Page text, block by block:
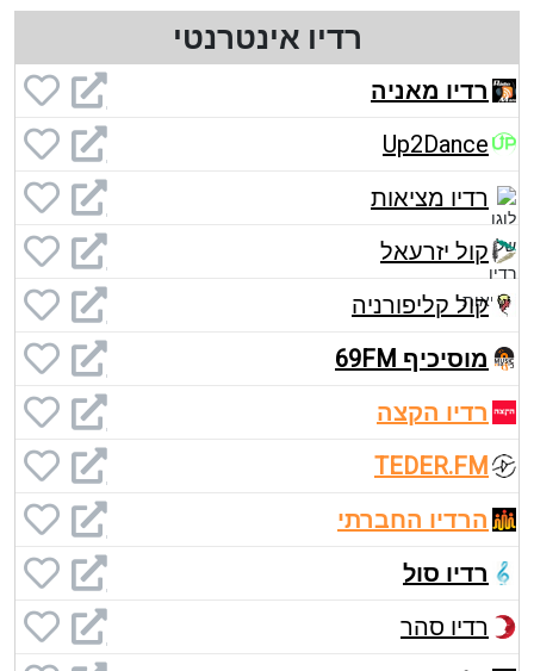
רדיו אינטרנטי
רדיו מאניה
Up2Dance
רדיו מציאות
קול יזרעאל
קול קליפורניה
מוסיכיף 69FM
רדיו הקצה
TEDER.FM
הרדיו החברתי
רדיו סול
רדיו סהר